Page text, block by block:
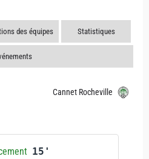
des équipes Statistiques
Cannet Rocheville
15'